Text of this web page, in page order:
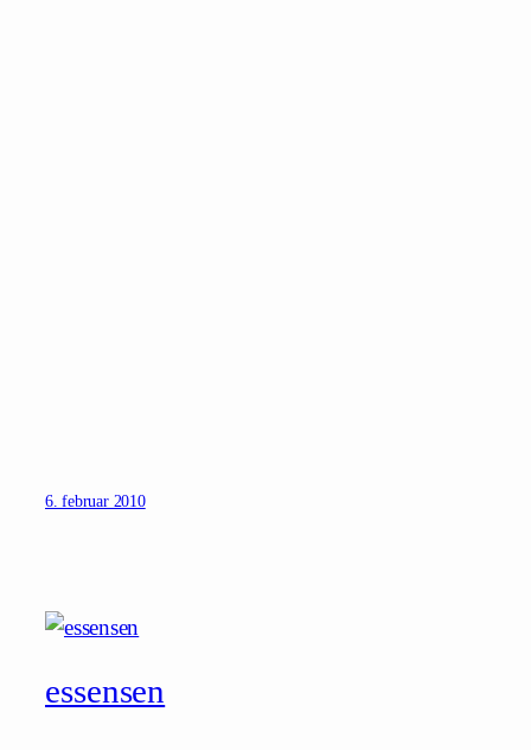
6. februar 2010
essensen